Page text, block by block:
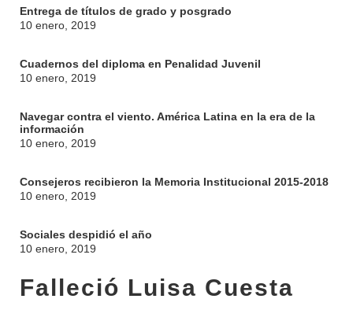
Entrega de títulos de grado y posgrado
10 enero, 2019
Cuadernos del diploma en Penalidad Juvenil
10 enero, 2019
Navegar contra el viento. América Latina en la era de la
información
10 enero, 2019
Consejeros recibieron la Memoria Institucional 2015-2018
10 enero, 2019
Sociales despidió el año
10 enero, 2019
Falleció Luisa Cuesta